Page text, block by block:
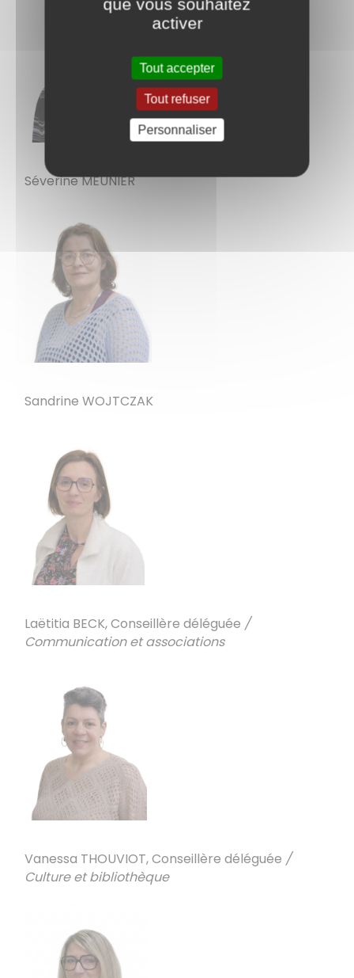
Séverine MEUNIER
Sandrine WOJTCZAK
Laëtitia BECK, Conseillère déléguée /
Communication et associations
Vanessa THOUVIOT, Conseillère déléguée /
Culture et bibliothèque
activer
Tout accepter
Tout refuser
Personnaliser